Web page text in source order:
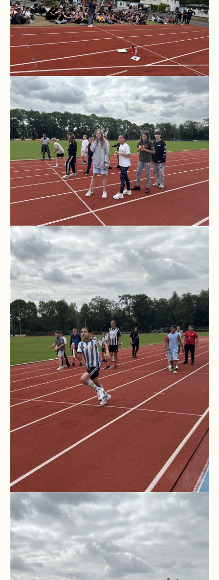
Downloads
und
Formulare
Infos
für
Viertklässler
Anmeldung
Schülerbücherei
Hausordnung
Schulbuchordnung
Pausenordnung
Handynutzung
Datenschutz
Sponsoren
Schokoticket